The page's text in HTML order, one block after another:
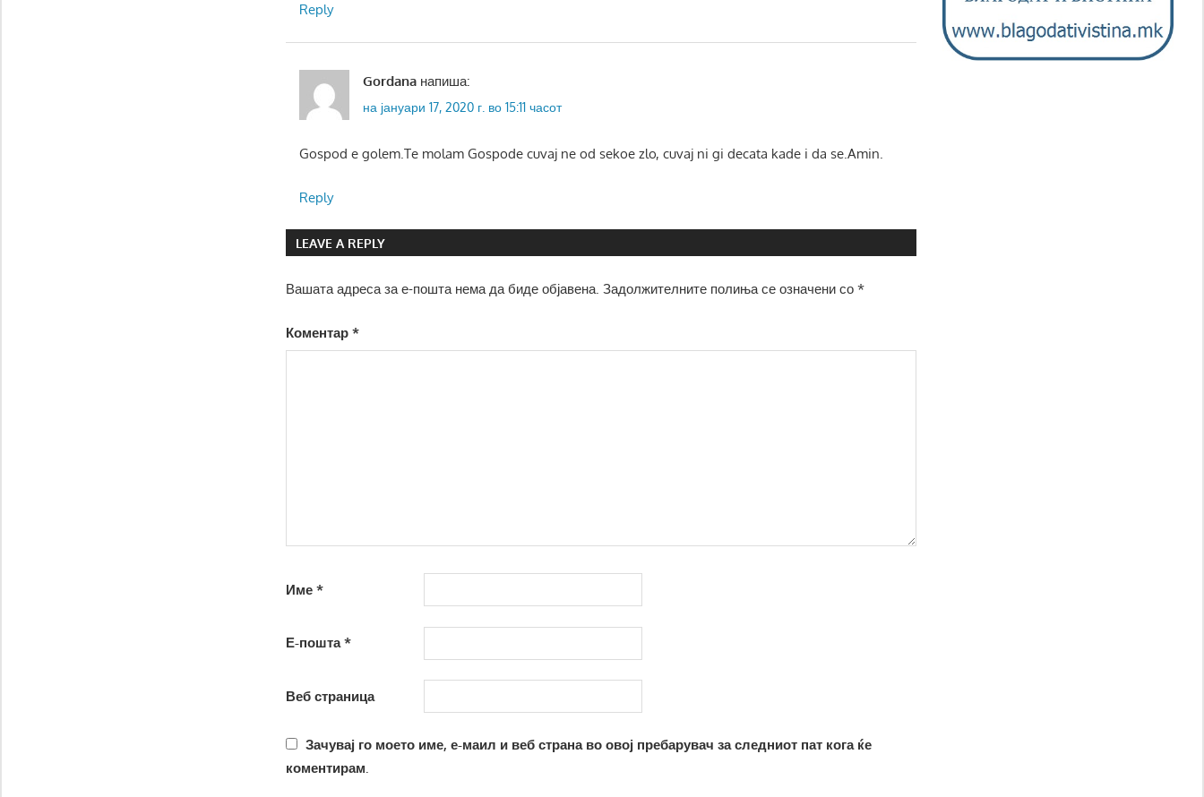
Reply
Gordana напиша:
на јануари 17, 2020 г. во 15:11 часот
Gospod e golem.Te molam Gospode cuvaj ne od sekoe zlo, cuvaj ni gi decata kade i da se.Amin.
Reply
LEAVE A REPLY
Вашата адреса за е-пошта нема да биде објавена. Задолжителните полиња се означени со*
Коментар*
Име*
Е-пошта*
Веб страница
Зачувај го моето име, е-маил и веб страна во овој пребарувач за следниот пат кога ќе
коментирам.